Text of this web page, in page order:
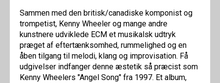
Sammen med den britisk/canadiske komponist og
trompetist, Kenny Wheeler og mange andre
kunstnere udviklede ECM et musikalsk udtryk
præget af eftertænksomhed, rummelighed og en
åben tilgang til melodi, klang og improvisation. Få
udgivelser indfanger denne æstetik så præcist som
Kenny Wheelers "Angel Song" fra 1997. Et album,